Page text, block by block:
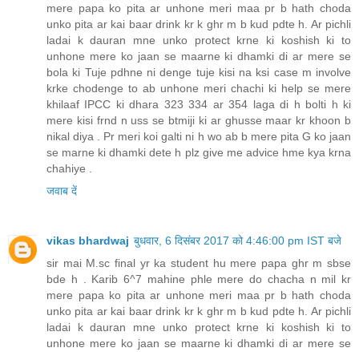
mere papa ko pita ar unhone meri maa pr b hath choda
unko pita ar kai baar drink kr k ghr m b kud pdte h. Ar pichli
ladai k dauran mne unko protect krne ki koshish ki to
unhone mere ko jaan se maarne ki dhamki di ar mere se
bola ki Tuje pdhne ni denge tuje kisi na ksi case m involve
krke chodenge to ab unhone meri chachi ki help se mere
khilaaf IPCC ki dhara 323 334 ar 354 laga di h bolti h ki
mere kisi frnd n uss se btmiji ki ar ghusse maar kr khoon b
nikal diya . Pr meri koi galti ni h wo ab b mere pita G ko jaan
se marne ki dhamki dete h plz give me advice hme kya krna
chahiye .
जवाब दें
vikas bhardwaj बुधवार, 6 दिसंबर 2017 को 4:46:00 pm IST बजे
sir mai M.sc final yr ka student hu mere papa ghr m sbse
bde h . Karib 6^7 mahine phle mere do chacha n mil kr
mere papa ko pita ar unhone meri maa pr b hath choda
unko pita ar kai baar drink kr k ghr m b kud pdte h. Ar pichli
ladai k dauran mne unko protect krne ki koshish ki to
unhone mere ko jaan se maarne ki dhamki di ar mere se